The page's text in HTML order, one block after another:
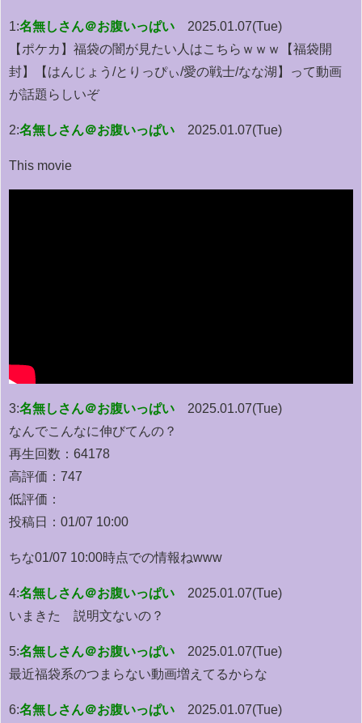
1:名無しさん＠お腹いっぱい
2025.01.07(Tue)
【ポケカ】福袋の闇が見たい人はこちらｗｗｗ【福袋開
封】【はんじょう/とりっぴぃ/愛の戦士/なな湖】って動画
が話題らしいぞ
2:名無しさん＠お腹いっぱい 2025.01.07(Tue)
This movie
3:名無しさん＠お腹いっぱい
2025.01.07(Tue)
なんでこんなに伸びてんの？
再生回数：64178
高評価：747
低評価：
投稿日：01/07 10:00
ちな01/07 10:00時点での情報ねwww
4:名無しさん＠お腹いっぱい
2025.01.07(Tue)
いまきた 説明文ないの？
5:名無しさん＠お腹いっぱい
2025.01.07(Tue)
最近福袋系のつまらない動画増えてるからな
6:名無しさん＠お腹いっぱい
2025.01.07(Tue)